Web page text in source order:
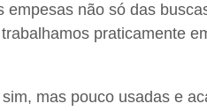
não só das
praticamente
mas pouco usadas e